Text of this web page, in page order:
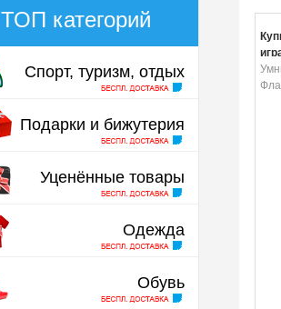
ТОП категорий
Спорт, туризм, отдых
Подарки и бижутерия
Уценённые товары
Одежда
Обувь